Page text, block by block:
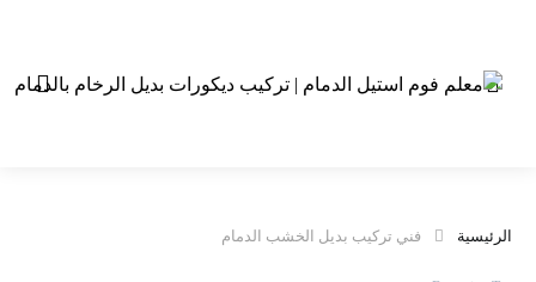
الرئيسية فني تركيب بديل الخشب الدمام